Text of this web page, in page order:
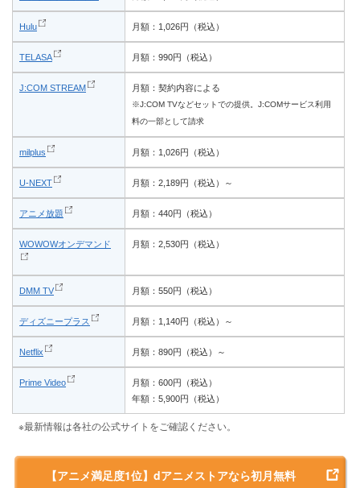
Hulu 月額：1,026円（税込）
TELASA 月額：990円（税込）
J:COM STREAM 月額：契約内容による
※J:COM TVなどセットでの提供。J:COMサービス利用
料の一部として請求
milplus 月額：1,026円（税込）
U-NEXT 月額：2,189円（税込）～
アニメ放題 月額：440円（税込）
WOWOWオンデマンド 月額：2,530円（税込）
DMM TV 月額：550円（税込）
ディズニープラス 月額：1,140円（税込）～
Netflix 月額：890円（税込）～
Prime Video
月額：600円（税込）
年額：5,900円（税込）
※最新情報は各社の公式サイトをご確認ください。
【アニメ満足度1位】dアニメストアなら初月無料